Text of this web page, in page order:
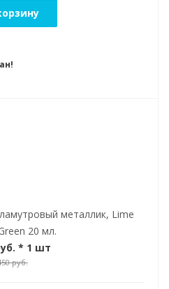
металлик, Lime
20 мл.
* 1 шт
руб.